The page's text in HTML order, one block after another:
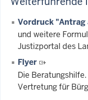
Vordruck
und weitere
Justizportal des
Flyer
Die
Vertretung für